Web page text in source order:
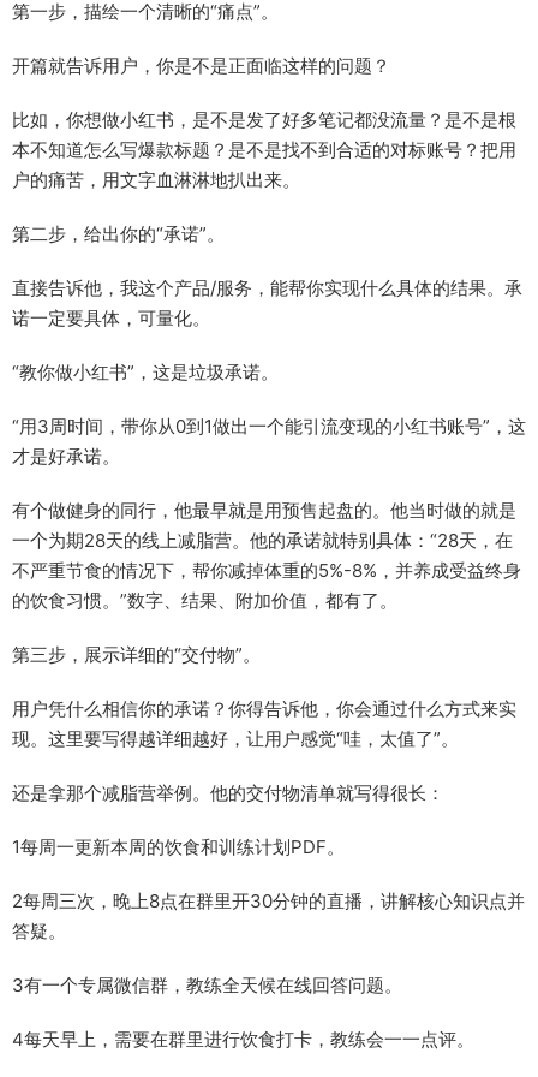
第一步，描绘一个清晰的“痛点”。
开篇就告诉用户，你是不是正面临这样的问题？
比如，你想做小红书，是不是发了好多笔记都没流量？是不是根
本不知道怎么写爆款标题？是不是找不到合适的对标账号？把用
户的痛苦，用文字血淋淋地扒出来。
第二步，给出你的“承诺”。
直接告诉他，我这个产品/服务，能帮你实现什么具体的结果。承
诺一定要具体，可量化。
“教你做小红书”，这是垃圾承诺。
“用3周时间，带你从0到1做出一个能引流变现的小红书账号”，这
才是好承诺。
有个做健身的同行，他最早就是用预售起盘的。他当时做的就是
一个为期28天的线上减脂营。他的承诺就特别具体：“28天，在
不严重节食的情况下，帮你减掉体重的5%-8%，并养成受益终身
的饮食习惯。”数字、结果、附加价值，都有了。
第三步，展示详细的“交付物”。
用户凭什么相信你的承诺？你得告诉他，你会通过什么方式来实
现。这里要写得越详细越好，让用户感觉“哇，太值了”。
还是拿那个减脂营举例。他的交付物清单就写得很长：
1每周一更新本周的饮食和训练计划PDF。
2每周三次，晚上8点在群里开30分钟的直播，讲解核心知识点并
答疑。
3有一个专属微信群，教练全天候在线回答问题。
4每天早上，需要在群里进行饮食打卡，教练会一一点评。